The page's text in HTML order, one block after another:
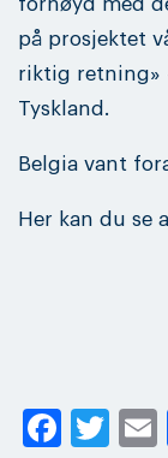
på prosjektet
riktig retning»
Tyskland.
Belgia vant
Her kan du se